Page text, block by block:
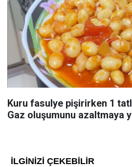
Kuru fasulye pişirirken 1
Gaz oluşumunu azaltmaya